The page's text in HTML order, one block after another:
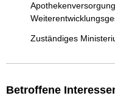
Zuständiges
Betroffene